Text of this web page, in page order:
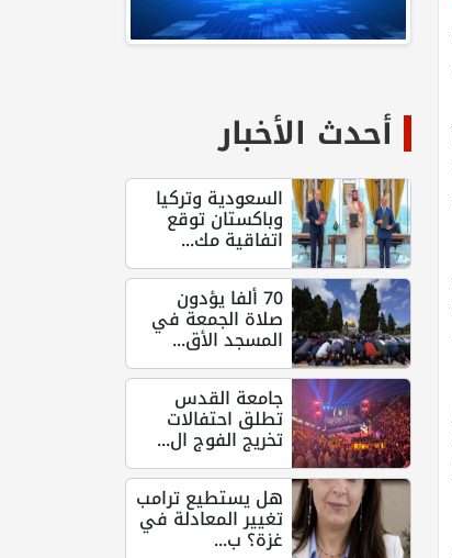
أحدث الأخبار
السعودية وتركيا
وباكستان توقع
اتفاقية مك...
70 ألفا يؤدون
صلاة الجمعة في
المسجد الأق...
جامعة القدس
تطلق احتفالات
تخريج الفوج ال...
هل يستطيع ترامب
تغيير المعادلة في
غزة؟ ب...